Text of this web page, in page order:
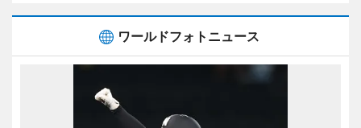
ワールドフォトニュース